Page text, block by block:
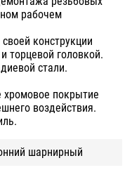
рабочем
конструкции
торцевой головкой.
стали.
хромовое покрытие
воздействия.
шарнирный